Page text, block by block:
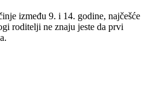
između 9. i 14. godine, najčešće
roditelji ne znaju jeste da prvi